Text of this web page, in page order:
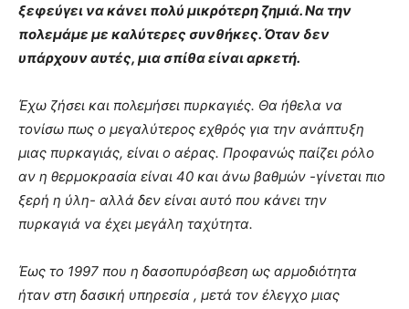
ξεφεύγει να κάνει πολύ μικρότερη ζημιά. Να την
πολεμάμε με καλύτερες συνθήκες. Όταν δεν
υπάρχουν αυτές, μια σπίθα είναι αρκετή.
Έχω ζήσει και πολεμήσει πυρκαγιές. Θα ήθελα να
τονίσω πως ο μεγαλύτερος εχθρός για την ανάπτυξη
μιας πυρκαγιάς, είναι ο αέρας. Προφανώς παίζει ρόλο
αν η θερμοκρασία είναι 40 και άνω βαθμών -γίνεται πιο
ξερή η ύλη- αλλά δεν είναι αυτό που κάνει την
πυρκαγιά να έχει μεγάλη ταχύτητα.
Έως το 1997 που η δασοπυρόσβεση ως αρμοδιότητα
ήταν στη δασική υπηρεσία , μετά τον έλεγχο μιας